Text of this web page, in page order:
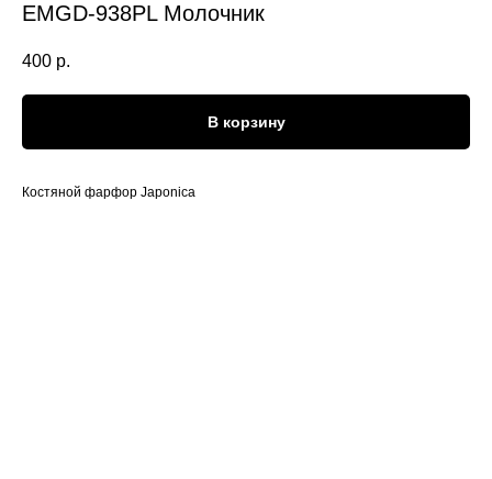
EMGD-938PL Молочник
400 р.
В корзину
Костяной фарфор Japonica